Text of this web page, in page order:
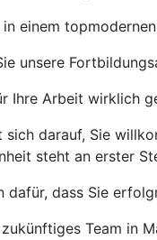
einem
unsere
Ihre Arbeit wirklich
darauf, Sie
steht an erster
dafür, dass Sie
Team in